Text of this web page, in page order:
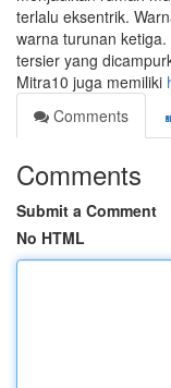
terlalu eksentrik.
warna turunan
tersier yang
Mitra10 juga memiliki
Comments
Comments
Submit a Comment
No HTML